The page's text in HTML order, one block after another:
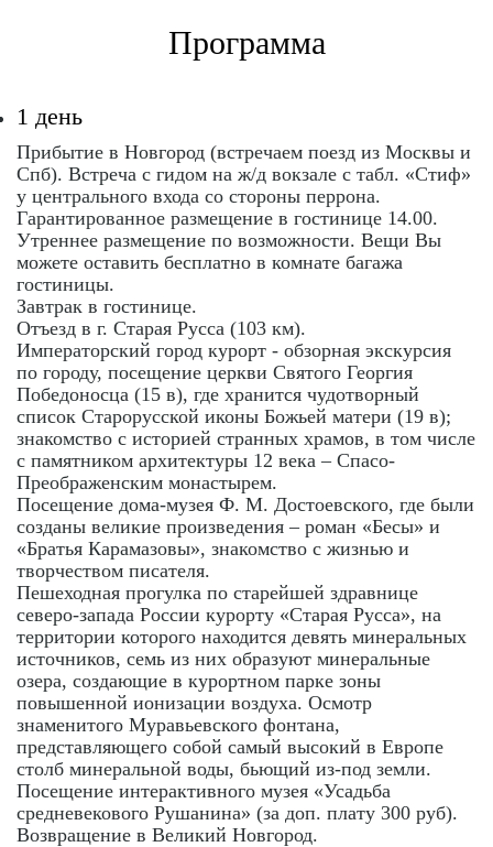
Программа
1 день
Прибытие в Новгород (встречаем поезд из Москвы и
Спб). Встреча с гидом на ж/д вокзале с табл. «Стиф»
у центрального входа со стороны перрона.
Гарантированное размещение в гостинице 14.00.
Утреннее размещение по возможности. Вещи Вы
можете оставить бесплатно в комнате багажа
гостиницы.
Завтрак в гостинице.
Отъезд в г. Старая Русса (103 км).
Императорский город курорт - обзорная экскурсия
по городу, посещение церкви Святого Георгия
Победоносца (15 в), где хранится чудотворный
список Старорусской иконы Божьей матери (19 в);
знакомство с историей странных храмов, в том числе
с памятником архитектуры 12 века – Спасо-
Преображенским монастырем.
Посещение дома-музея Ф. М. Достоевского, где были
созданы великие произведения – роман «Бесы» и
«Братья Карамазовы», знакомство с жизнью и
творчеством писателя.
Пешеходная прогулка по старейшей здравнице
северо-запада России курорту «Старая Русса», на
территории которого находится девять минеральных
источников, семь из них образуют минеральные
озера, создающие в курортном парке зоны
повышенной ионизации воздуха. Осмотр
знаменитого Муравьевского фонтана,
представляющего собой самый высокий в Европе
столб минеральной воды, бьющий из-под земли.
Посещение интерактивного музея «Усадьба
средневекового Рушанина» (за доп. плату 300 руб).
Возвращение в Великий Новгород.